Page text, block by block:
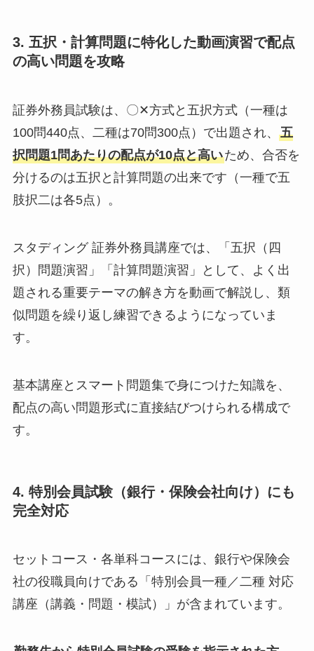
3. 五択・計算問題に特化した動画演習で配点
の高い問題を攻略
証券外務員試験は、〇✕方式と五択方式（一種は
100問440点、二種は70問300点）で出題され、 五
択問題1問あたりの配点が10点と高いため、合否を
分けるのは五択と計算問題の出来です（一種で五
肢択二は各5点）。
スタディング 証券外務員講座では、「五択（四
択）問題演習」「計算問題演習」として、よく出
題される重要テーマの解き方を動画で解説し、類
似問題を繰り返し練習できるようになっていま
す。
基本講座とスマート問題集で身につけた知識を、
配点の高い問題形式に直接結びつけられる構成で
す。
4. 特別会員試験（銀行・保険会社向け）にも
完全対応
セットコース・各単科コースには、銀行や保険会
社の役職員向けである「特別会員一種／二種 対応
講座（講義・問題・模試）」が含まれています。